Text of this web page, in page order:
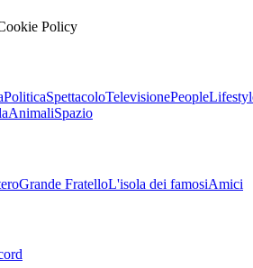
Policy
PoliticaSpettacoloTelevisionePeople
AnimaliSpazio
Grande FratelloL'isola dei famosiAmici